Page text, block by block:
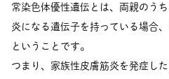
常染色体優性遺伝とは、両親のう
炎になる遺伝子を持っている場合
ということです。
つまり、家族性皮膚筋炎を発症し